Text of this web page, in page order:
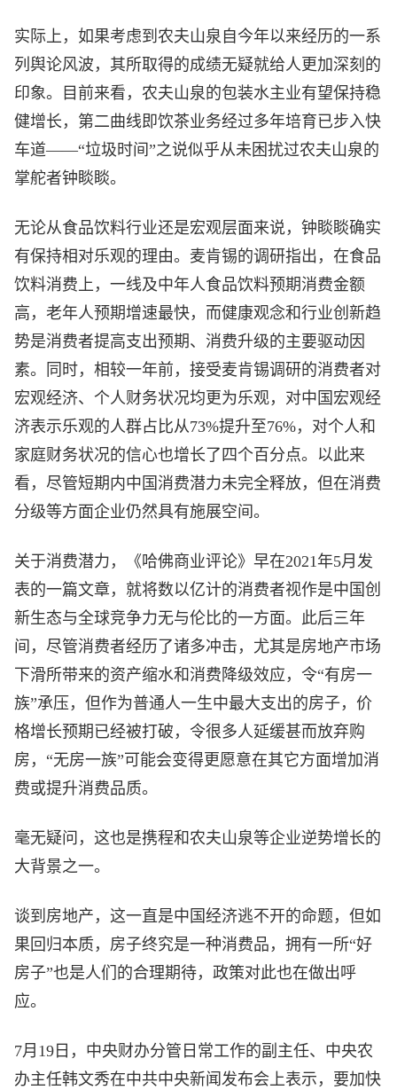
实际上，如果考虑到农夫山泉自今年以来经历的一系
列舆论风波，其所取得的成绩无疑就给人更加深刻的
印象。目前来看，农夫山泉的包装水主业有望保持稳
健增长，第二曲线即饮茶业务经过多年培育已步入快
车道——“垃圾时间”之说似乎从未困扰过农夫山泉的
掌舵者钟睒睒。
无论从食品饮料行业还是宏观层面来说，钟睒睒确实
有保持相对乐观的理由。麦肯锡的调研指出，在食品
饮料消费上，一线及中年人食品饮料预期消费金额
高，老年人预期增速最快，而健康观念和行业创新趋
势是消费者提高支出预期、消费升级的主要驱动因
素。同时，相较一年前，接受麦肯锡调研的消费者对
宏观经济、个人财务状况均更为乐观，对中国宏观经
济表示乐观的人群占比从73%提升至76%，对个人和
家庭财务状况的信心也增长了四个百分点。以此来
看，尽管短期内中国消费潜力未完全释放，但在消费
分级等方面企业仍然具有施展空间。
关于消费潜力，《哈佛商业评论》早在2021年5月发
表的一篇文章，就将数以亿计的消费者视作是中国创
新生态与全球竞争力无与伦比的一方面。此后三年
间，尽管消费者经历了诸多冲击，尤其是房地产市场
下滑所带来的资产缩水和消费降级效应，令“有房一
族”承压，但作为普通人一生中最大支出的房子，价
格增长预期已经被打破，令很多人延缓甚而放弃购
房，“无房一族”可能会变得更愿意在其它方面增加消
费或提升消费品质。
毫无疑问，这也是携程和农夫山泉等企业逆势增长的
大背景之一。
谈到房地产，这一直是中国经济逃不开的命题，但如
果回归本质，房子终究是一种消费品，拥有一所“好
房子”也是人们的合理期待，政策对此也在做出呼
应。
7月19日，中央财办分管日常工作的副主任、中央农
办主任韩文秀在中共中央新闻发布会上表示，要加快